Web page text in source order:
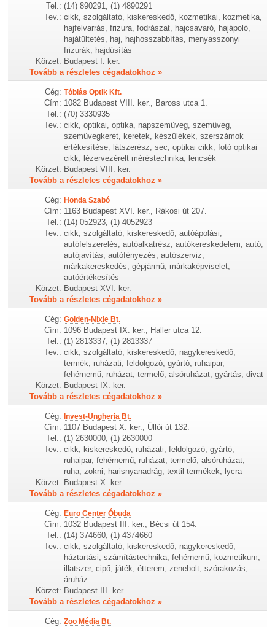
Tel.: (14) 890291, (1) 4890291
Tev.: cikk, szolgáltató, kiskereskedő, kozmetikai, kozmetika,
hajfelvarrás, frizura, fodrászat, hajcsavaró, hajápoló,
hajátültetés, haj, hajhosszabbítás, menyasszonyi
frizurák, hajdúsítás
Körzet: Budapest I. ker.
Tovább a részletes cégadatokhoz »
Cég: Tóbiás Optik Kft.
Cím: 1082 Budapest VIII. ker., Baross utca 1.
Tel.: (70) 3330935
Tev.: cikk, optikai, optika, napszemüveg, szemüveg,
szemüvegkeret, keretek, készülékek, szerszámok
értékesítése, látszerész, sec, optikai cikk, fotó optikai
cikk, lézervezérelt méréstechnika, lencsék
Körzet: Budapest VIII. ker.
Tovább a részletes cégadatokhoz »
Cég: Honda Szabó
Cím: 1163 Budapest XVI. ker., Rákosi út 207.
Tel.: (14) 052923, (1) 4052923
Tev.: cikk, szolgáltató, kiskereskedő, autóápolási,
autófelszerelés, autóalkatrész, autókereskedelem, autó,
autójavítás, autófényezés, autószerviz,
márkakereskedés, gépjármű, márkaképviselet,
autóértékesítés
Körzet: Budapest XVI. ker.
Tovább a részletes cégadatokhoz »
Cég: Golden-Nixie Bt.
Cím: 1096 Budapest IX. ker., Haller utca 12.
Tel.: (1) 2813337, (1) 2813337
Tev.: cikk, szolgáltató, kiskereskedő, nagykereskedő,
termék, ruházati, feldolgozó, gyártó, ruhaipar,
fehérnemű, ruházat, termelő, alsóruházat, gyártás, divat
Körzet: Budapest IX. ker.
Tovább a részletes cégadatokhoz »
Cég: Invest-Ungheria Bt.
Cím: 1107 Budapest X. ker., Üllői út 132.
Tel.: (1) 2630000, (1) 2630000
Tev.: cikk, kiskereskedő, ruházati, feldolgozó, gyártó,
ruhaipar, fehérnemű, ruházat, termelő, alsóruházat,
ruha, zokni, harisnyanadrág, textil termékek, lycra
Körzet: Budapest X. ker.
Tovább a részletes cégadatokhoz »
Cég: Euro Center Óbuda
Cím: 1032 Budapest III. ker., Bécsi út 154.
Tel.: (14) 374660, (1) 4374660
Tev.: cikk, szolgáltató, kiskereskedő, nagykereskedő,
háztartási, számítástechnika, fehérnemű, kozmetikum,
illatszer, cipő, játék, étterem, zenebolt, szórakozás,
áruház
Körzet: Budapest III. ker.
Tovább a részletes cégadatokhoz »
Cég: Zoo Média Bt.